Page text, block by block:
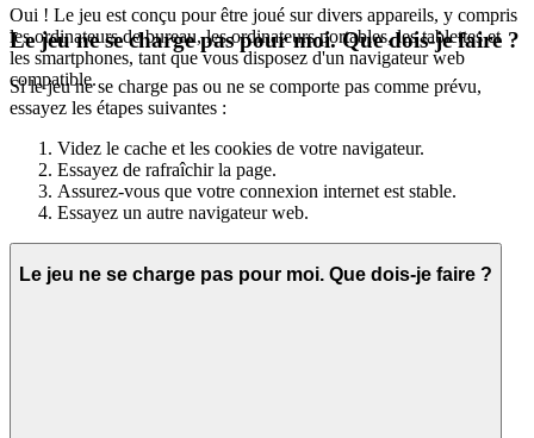
Oui ! Le jeu est conçu pour être joué sur divers appareils, y compris
les ordinateurs de bureau, les ordinateurs portables, les tablettes et
les smartphones, tant que vous disposez d'un navigateur web
compatible.
Le jeu ne se charge pas pour moi. Que dois-je faire ?
Si le jeu ne se charge pas ou ne se comporte pas comme prévu,
essayez les étapes suivantes :
Videz le cache et les cookies de votre navigateur.
Essayez de rafraîchir la page.
Assurez-vous que votre connexion internet est stable.
Essayez un autre navigateur web.
Le jeu ne se charge pas pour moi. Que dois-je faire ?